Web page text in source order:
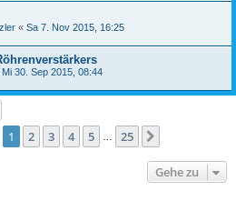
« Sa 7. Nov 2015, 16:25
Mi 30. Sep 2015, 08:44
Seite 1von 25
1 2 3 4 5 25
Gehe zu